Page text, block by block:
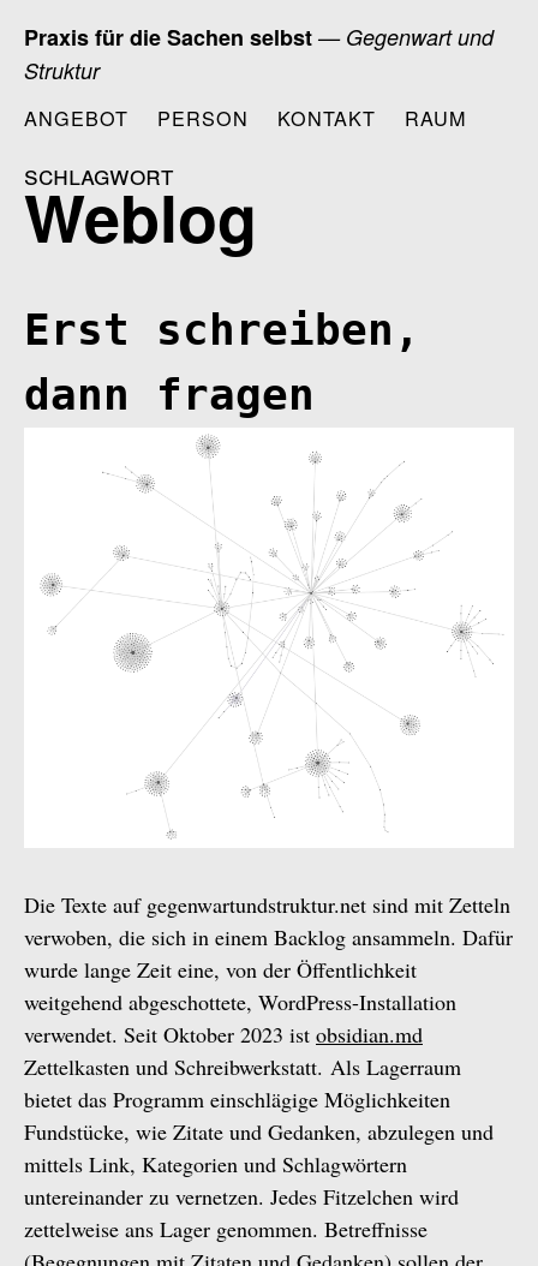
Inhalt
springen
Praxis für die Sachen selbst — Gegenwart und
Struktur
ANGEBOT PERSON KONTAKT RAUM
schlagwort
Weblog
Erst schreiben,
dann fragen
Die Texte auf gegenwartundstruktur.net sind mit Zetteln
verwoben, die sich in einem Backlog ansammeln. Dafür
wurde lange Zeit eine, von der Öffentlichkeit
weitgehend abgeschottete, WordPress-Installation
verwendet. Seit Oktober 2023 ist obsidian.md
Zettelkasten und Schreibwerkstatt. Als Lagerraum
bietet das Programm einschlägige Möglichkeiten
Fundstücke, wie Zitate und Gedanken, abzulegen und
mittels Link, Kategorien und Schlagwörtern
untereinander zu vernetzen. Jedes Fitzelchen wird
zettelweise ans Lager genommen. Betreffnisse